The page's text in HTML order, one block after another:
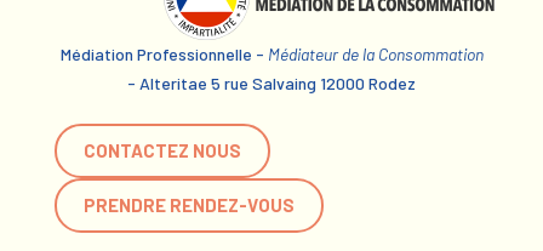
Médiation Professionnelle - Médiateur de la Consommation
- Alteritae 5 rue Salvaing 12000 Rodez
CONTACTEZ NOUS
PRENDRE RENDEZ-VOUS